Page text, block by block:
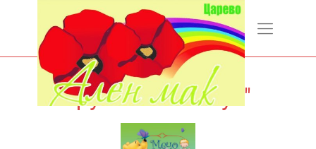
Мечо Пух
Група "Мечо Пух"